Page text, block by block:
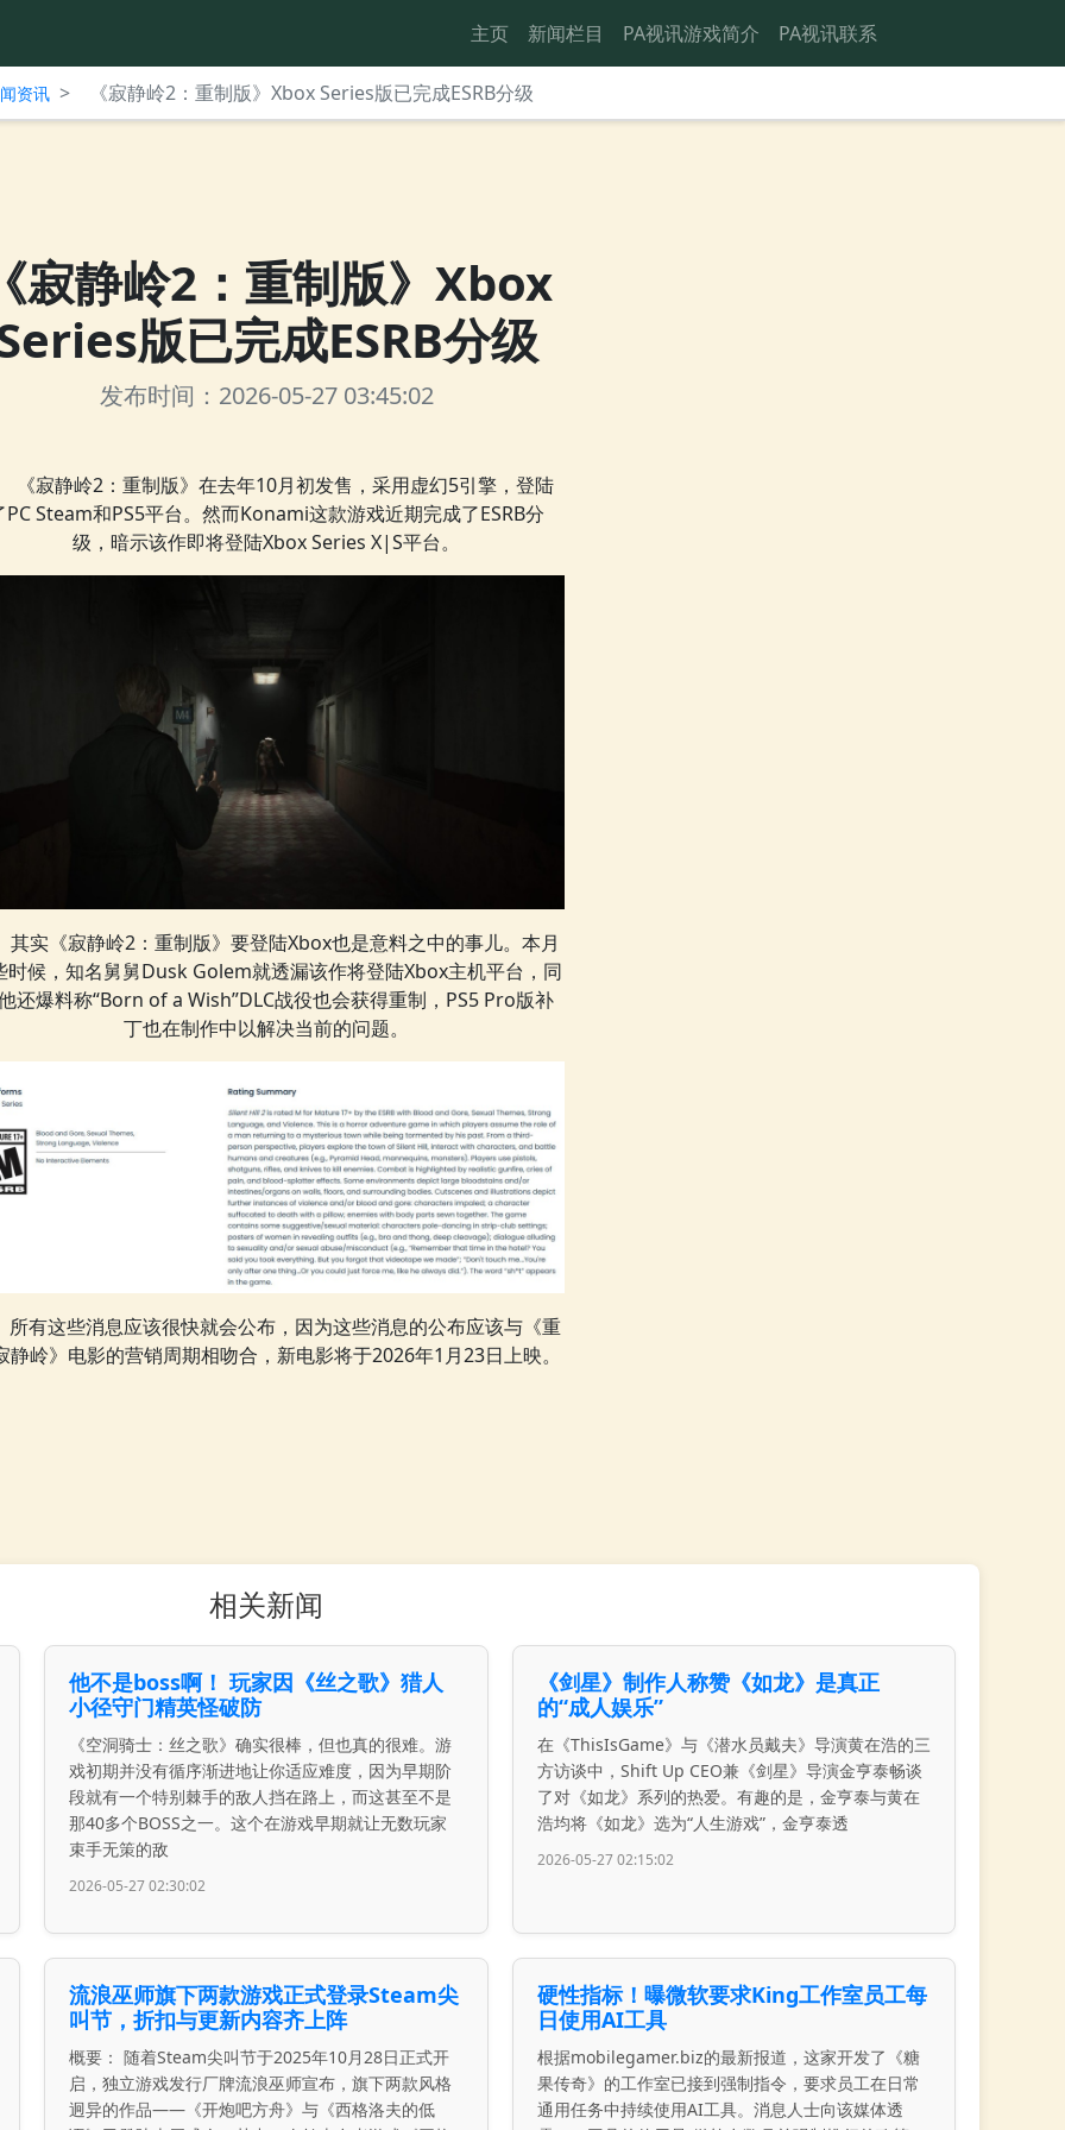
主页 新闻栏目 PA视讯游戏简介 PA视讯联系
资讯 > 《寂静岭2：重制版》Xbox Series版已完成ESRB分级
寂静岭2：重制版》Xbox
版已完成ESRB分级
发布时间：2026-05-27 03:45:02
《寂静岭2：重制版》在去年10月初发售，采用虚幻5引擎，登陆
PC Steam和PS5平台。然而Konami这款游戏近期完成了ESRB分
级，暗示该作即将登陆Xbox Series X|S平台。
其实《寂静岭2：重制版》要登陆Xbox也是意料之中的事儿。本月
时候，知名舅舅Dusk Golem就透漏该作将登陆Xbox主机平台，同
还爆料称“Born of a Wish”DLC战役也会获得重制，PS5 Pro版补
丁也在制作中以解决当前的问题。
所有这些消息应该很快就会公布，因为这些消息的公布应该与《重
静岭》电影的营销周期相吻合，新电影将于2026年1月23日上映。
相关新闻
他不是boss啊！ 玩家因《丝之歌》猎人
小径守门精英怪破防
《空洞骑士：丝之歌》确实很棒，但也真的很难。游
戏初期并没有循序渐进地让你适应难度，因为早期阶
段就有一个特别棘手的敌人挡在路上，而这甚至不是
那40多个BOSS之一。这个在游戏早期就让无数玩家
束手无策的敌
2026-05-27 02:30:02
《剑星》制作人称赞《如龙》是真正
的“成人娱乐”
在《ThisIsGame》与《潜水员戴夫》导演黄在浩的三
方访谈中，Shift Up CEO兼《剑星》导演金亨泰畅谈
了对《如龙》系列的热爱。有趣的是，金亨泰与黄在
浩均将《如龙》选为“人生游戏”，金亨泰透
2026-05-27 02:15:02
流浪巫师旗下两款游戏正式登录Steam尖
叫节，折扣与更新内容齐上阵
概要： 随着Steam尖叫节于2025年10月28日正式开
启，独立游戏发行厂牌流浪巫师宣布，旗下两款风格
迥异的作品——《开炮吧方舟》与《西格洛夫的低
硬性指标！曝微软要求King工作室员工每
日使用AI工具
根据mobilegamer.biz的最新报道，这家开发了《糖
果传奇》的工作室已接到强制指令，要求员工在日常
通用任务中持续使用AI工具。消息人士向该媒体透